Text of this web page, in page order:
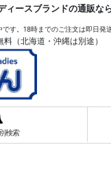
ースブランドの通販な
す。18時までのご注文は即日発
（北海道・沖縄は別途）
検索